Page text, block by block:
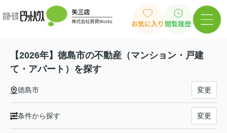
お気に入り 閲覧履歴
【2026年】徳島市の不動産（マンション・戸建
て・アパート）を探す
徳島市 変更
条件から探す 変更